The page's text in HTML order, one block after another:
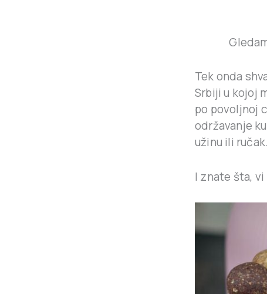
Tek onda
Srbiji u kojoj
po povoljnoj
održavanje
užinu ili ručak.
I znate šta,